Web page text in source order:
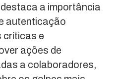
a importância
autenticação
críticas e
ações de
a colaboradores,